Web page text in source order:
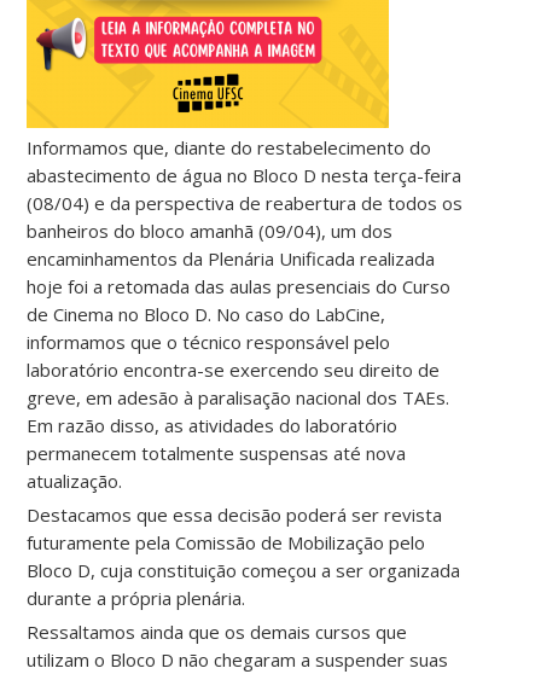
Informamos que, diante do restabelecimento do
abastecimento de água no Bloco D nesta terça-feira
(08/04) e da perspectiva de reabertura de todos os
banheiros do bloco amanhã (09/04), um dos
encaminhamentos da Plenária Unificada realizada
hoje foi a retomada das aulas presenciais do Curso
de Cinema no Bloco D. No caso do LabCine,
informamos que o técnico responsável pelo
laboratório encontra-se exercendo seu direito de
greve, em adesão à paralisação nacional dos TAEs.
Em razão disso, as atividades do laboratório
permanecem totalmente suspensas até nova
atualização.
Destacamos que essa decisão poderá ser revista
futuramente pela Comissão de Mobilização pelo
Bloco D, cuja constituição começou a ser organizada
durante a própria plenária.
Ressaltamos ainda que os demais cursos que
utilizam o Bloco D não chegaram a suspender suas